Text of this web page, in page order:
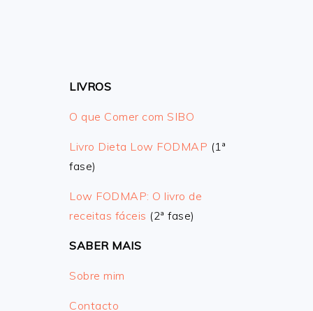
LIVROS
O que Comer com SIBO
Livro Dieta Low FODMAP (1ª
fase)
Low FODMAP: O livro de
receitas fáceis (2ª fase)
SABER MAIS
Sobre mim
Contacto